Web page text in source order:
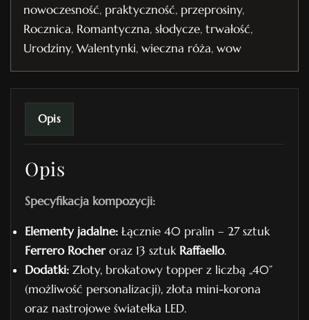
i
e
t
n
r
.
2
6
nowoczesność, praktyczność, przeprosiny,
Rocznica, Romantyczna, słodycze, trwałość,
Urodziny, Walentynki, wieczna róża, wow
Opis
Opis
Specyfikacja kompozycji:
Elementy jadalne: Łącznie 40 pralin – 27 sztuk
Ferrero Rocheroraz 13 sztuk Raffaello.
Dodatki: Złoty, brokatowy topper z liczbą „40”
(możliwość personalizacji), złota mini-korona
oraz nastrojowe światełka LED.